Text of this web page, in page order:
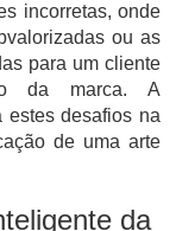
incorretas, onde
ou as
para um cliente
da marca. A
estes desafios na
de uma arte
da